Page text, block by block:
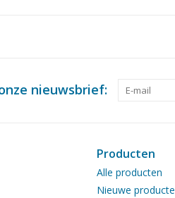
nieuwsbrief:
Producten
Alle producten
Nieuwe